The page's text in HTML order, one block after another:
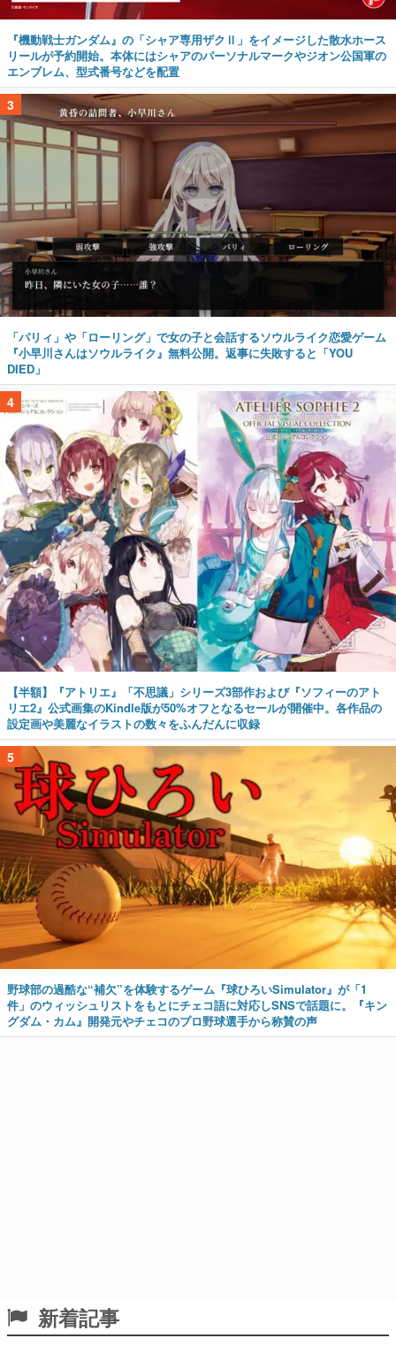
『機動戦士ガンダム』の「シャア専用ザクⅡ」をイメージした散水ホース
リールが予約開始。本体にはシャアのパーソナルマークやジオン公国軍の
エンブレム、型式番号などを配置
3
「パリィ」や「ローリング」で女の子と会話するソウルライク恋愛ゲーム
『小早川さんはソウルライク』無料公開。返事に失敗すると「YOU
DIED」
4
【半額】『アトリエ』「不思議」シリーズ3部作および『ソフィーのアト
リエ2』公式画集のKindle版が50%オフとなるセールが開催中。各作品の
設定画や美麗なイラストの数々をふんだんに収録
5
野球部の過酷な“補欠”を体験するゲーム『球ひろいSimulator』が「1
件」のウィッシュリストをもとにチェコ語に対応しSNSで話題に。『キン
グダム・カム』開発元やチェコのプロ野球選手から称賛の声
新着記事